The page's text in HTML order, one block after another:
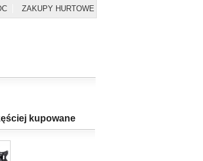
ZAKUPY HURTOWE
kupowane